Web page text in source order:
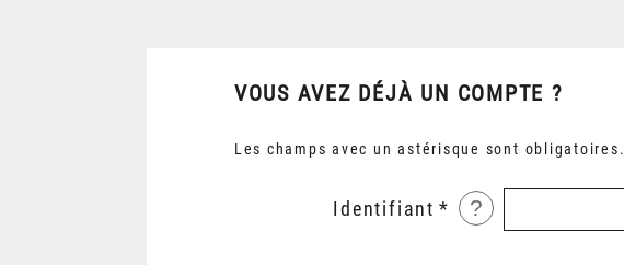
VOUS AVEZ DÉJÀ UN COMPTE ?
Les champs avec un astérisque sont obligatoires.
Identifiant ?